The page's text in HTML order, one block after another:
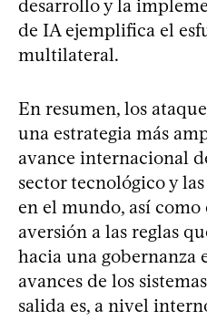
desarrollo y la
de IA ejemplifica el
multilateral.
En resumen, los
una estrategia más
avance internacional
sector tecnológico y
en el mundo, así
aversión a las reglas
hacia una gobernanza
avances de los
salida es, a nivel